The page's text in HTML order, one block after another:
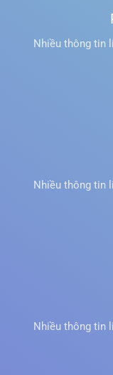
Nhiều thông tin
Nhiều thông tin
Nhiều thông tin